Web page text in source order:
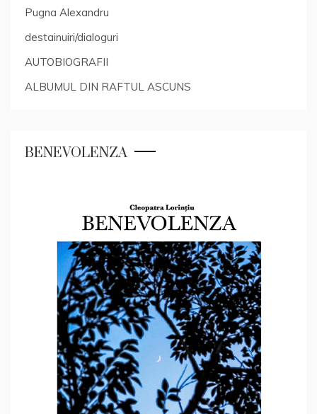
Pugna Alexandru
destainuiri/dialoguri
AUTOBIOGRAFII
ALBUMUL DIN RAFTUL ASCUNS
BENEVOLENZA